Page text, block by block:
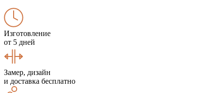
Изготовление
от 5 дней
Замер, дизайн
и доставка бесплатно